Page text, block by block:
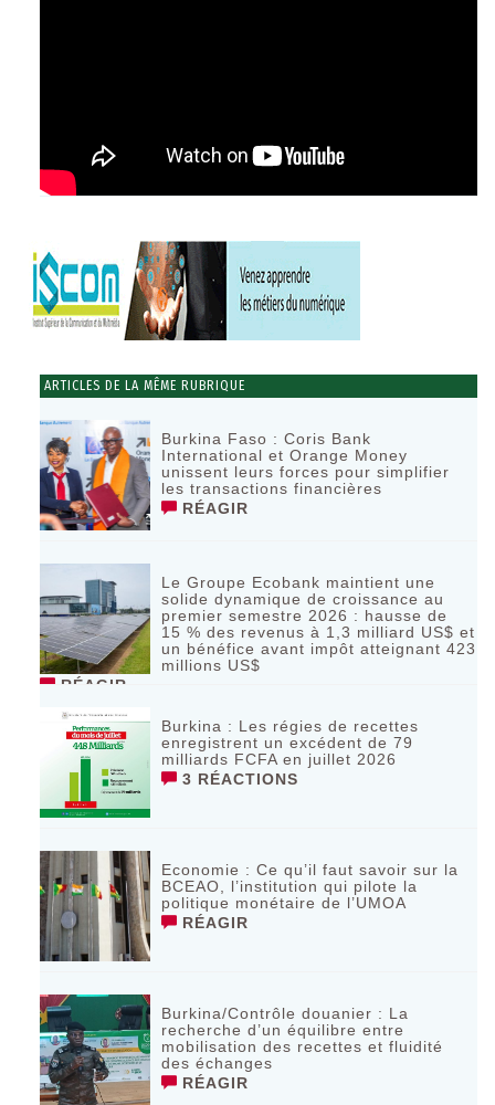
ARTICLES DE LA MÊME RUBRIQUE
Burkina Faso : Coris Bank
International et Orange Money
unissent leurs forces pour simplifier
les transactions financières
RÉAGIR
Le Groupe Ecobank maintient une
solide dynamique de croissance au
premier semestre 2026 : hausse de
15 % des revenus à 1,3 milliard US$ et
un bénéfice avant impôt atteignant 423
millions US$
RÉAGIR
Burkina : Les régies de recettes
enregistrent un excédent de 79
milliards FCFA en juillet 2026
3 RÉACTIONS
Economie : Ce qu’il faut savoir sur la
BCEAO, l’institution qui pilote la
politique monétaire de l’UMOA
RÉAGIR
Burkina/Contrôle douanier : La
recherche d’un équilibre entre
mobilisation des recettes et fluidité
des échanges
RÉAGIR